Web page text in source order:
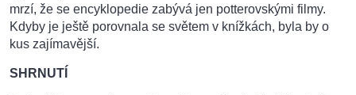
mrzí, že se encyklopedie zabývá jen potterovskými filmy.
Kdyby je ještě porovnala se světem v knížkách, byla by o
kus zajímavější.
SHRNUTÍ